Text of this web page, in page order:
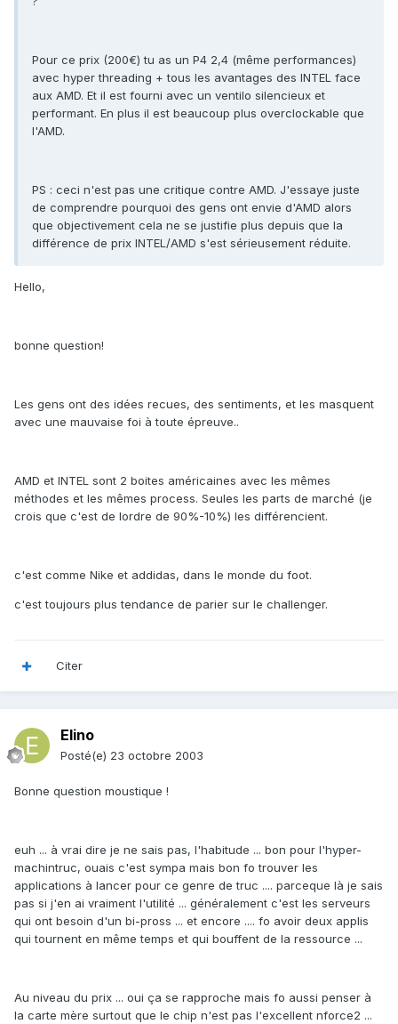
Pour ce prix (200€) tu as un P4 2,4 (même performances)
avec hyper threading + tous les avantages des INTEL face
aux AMD. Et il est fourni avec un ventilo silencieux et
performant. En plus il est beaucoup plus overclockable que
l'AMD.
PS : ceci n'est pas une critique contre AMD. J'essaye juste
de comprendre pourquoi des gens ont envie d'AMD alors
que objectivement cela ne se justifie plus depuis que la
différence de prix INTEL/AMD s'est sérieusement réduite.
Hello,
bonne question!
Les gens ont des idées recues, des sentiments, et les masquent
avec une mauvaise foi à toute épreuve..
AMD et INTEL sont 2 boites américaines avec les mêmes
méthodes et les mêmes process. Seules les parts de marché (je
crois que c'est de lordre de 90%-10%) les différencient.
c'est comme Nike et addidas, dans le monde du foot.
c'est toujours plus tendance de parier sur le challenger.
Citer
Elino
Posté(e) 23 octobre 2003
Bonne question moustique !
euh ... à vrai dire je ne sais pas, l'habitude ... bon pour l'hyper-
machintruc, ouais c'est sympa mais bon fo trouver les
applications à lancer pour ce genre de truc .... parceque là je sais
pas si j'en ai vraiment l'utilité ... généralement c'est les serveurs
qui ont besoin d'un bi-pross ... et encore .... fo avoir deux applis
qui tournent en même temps et qui bouffent de la ressource ...
Au niveau du prix ... oui ça se rapproche mais fo aussi penser à
la carte mère surtout que le chip n'est pas l'excellent nforce2 ...